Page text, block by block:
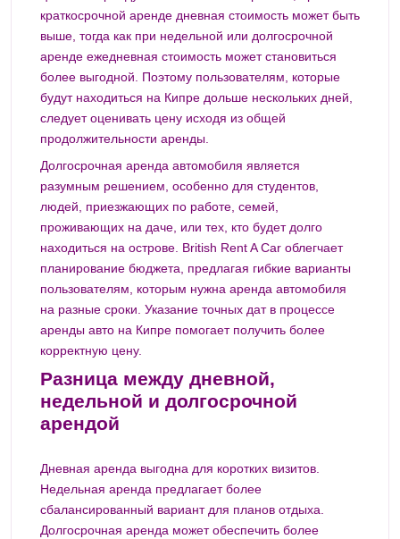
краткосрочной аренде дневная стоимость может быть
выше, тогда как при недельной или долгосрочной
аренде ежедневная стоимость может становиться
более выгодной. Поэтому пользователям, которые
будут находиться на Кипре дольше нескольких дней,
следует оценивать цену исходя из общей
продолжительности аренды.
Долгосрочная аренда автомобиля является
разумным решением, особенно для студентов,
людей, приезжающих по работе, семей,
проживающих на даче, или тех, кто будет долго
находиться на острове. British Rent A Car облегчает
планирование бюджета, предлагая гибкие варианты
пользователям, которым нужна аренда автомобиля
на разные сроки. Указание точных дат в процессе
аренды авто на Кипре помогает получить более
корректную цену.
Разница между дневной,
недельной и долгосрочной
арендой
Дневная аренда выгодна для коротких визитов.
Недельная аренда предлагает более
сбалансированный вариант для планов отдыха.
Долгосрочная аренда может обеспечить более